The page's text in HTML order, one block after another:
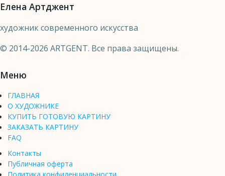
Елена Артджент
художник современного искусства
© 2014-2026 ARTGENT. Все права защищены.
Меню
ГЛАВНАЯ
О ХУДОЖНИКЕ
КУПИТЬ ГОТОВУЮ КАРТИНУ
ЗАКАЗАТЬ КАРТИНУ
FAQ
Контакты
Публичная оферта